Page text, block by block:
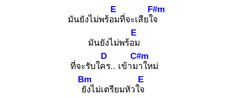
มันยังไม่พร้อม
E
ที่จะเสียใจ
F#m
มันยังไม่พร้อม
E
ที่จะรับใคร
D
.. เข้ามา
C#m
ใหม่
ยัง
Bm
ไม่เตรียมหัวใจ
E